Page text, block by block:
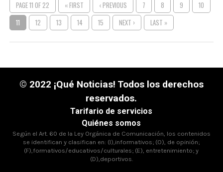
PAGE 11 OF 22 « FIRST ‹ PREVIOUS 7 8 9
10
11
12 13 14 15 NEXT › LAST »
© 2022 ¡Qué Noticias! Todos los derechos
reservados.
Tarifario de servicios
Quiénes somos
Según el Art. 60 de la Ley Orgánica de Comunicación, los contenidos
se identifican y clasifican en: (I),informativos; (O), de opinión;
(F),formativos/educativos/culturales; (E), entretenimiento; y
(D),deportivos.